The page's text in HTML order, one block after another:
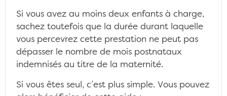
Si vous avez au moins deux enfants à charge,
sachez toutefois que la durée durant laquelle
vous percevrez cette prestation ne peut pas
dépasser le nombre de mois postnataux
indemnisés au titre de la maternité.
Si vous êtes seul, c’est plus simple. Vous pouvez